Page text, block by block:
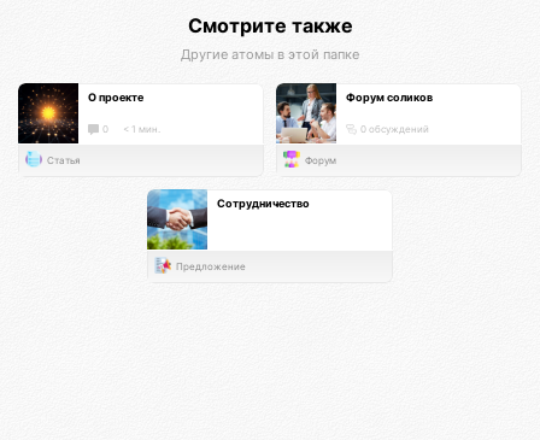
Смотрите также
Другие атомы в этой папке
О проекте
0 < 1 мин.
Статья
Форум соликов
0 обсуждений
Форум
Сотрудничество
Предложение